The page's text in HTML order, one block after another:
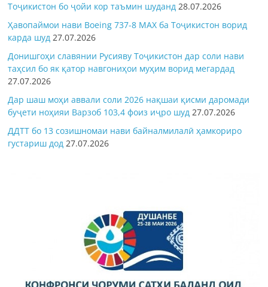
Тоҷикистон бо ҷойи кор таъмин шуданд 28.07.2026
Ҳавопаймои нави Boeing 737-8 MAX ба Тоҷикистон ворид
карда шуд 27.07.2026
Донишгоҳи славянии Русияву Тоҷикистон дар соли нави
таҳсил бо як қатор навгониҳои муҳим ворид мегардад
27.07.2026
Дар шаш моҳи аввали соли 2026 нақшаи қисми даромади
буҷети ноҳияи Варзоб 103,4 фоиз иҷро шуд 27.07.2026
ДДТТ бо 13 созишномаи нави байналмилалӣ ҳамкориро
густариш дод 27.07.2026